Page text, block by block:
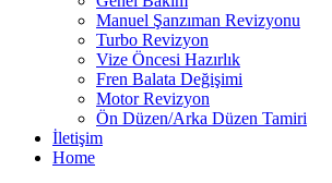
Manuel Şanzıman Revizyonu
Turbo Revizyon
Vize Öncesi Hazırlık
Fren Balata Değişimi
Motor Revizyon
Ön Düzen/Arka Düzen Tamiri
İletişim
Home